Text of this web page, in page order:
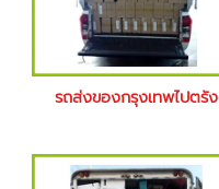
รถส่งของกรุงเทพไปตรัง